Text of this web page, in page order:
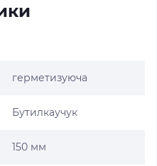
герметизуюча
Бутилкаучук
150 мм